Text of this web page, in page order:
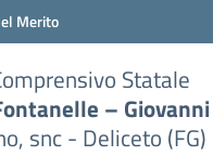
Merito
Statale
–
snc - Deliceto (FG)